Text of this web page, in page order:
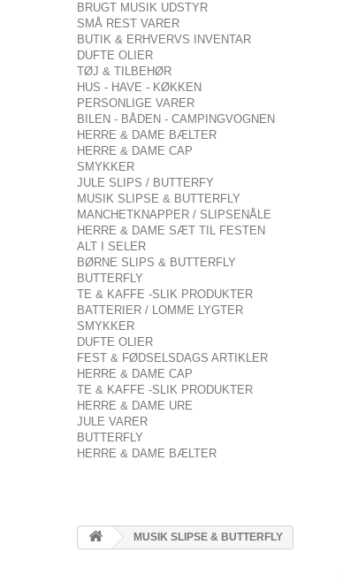
BRUGT MUSIK UDSTYR
SMÅ REST VARER
BUTIK & ERHVERVS INVENTAR
DUFTE OLIER
TØJ & TILBEHØR
HUS - HAVE - KØKKEN
PERSONLIGE VARER
BILEN - BÅDEN - CAMPINGVOGNEN
HERRE & DAME BÆLTER
HERRE & DAME CAP
SMYKKER
JULE SLIPS / BUTTERFY
MUSIK SLIPSE & BUTTERFLY
MANCHETKNAPPER / SLIPSENÅLE
HERRE & DAME SÆT TIL FESTEN
ALT I SELER
BØRNE SLIPS & BUTTERFLY
BUTTERFLY
TE & KAFFE -SLIK PRODUKTER
BATTERIER / LOMME LYGTER
SMYKKER
DUFTE OLIER
FEST & FØDSELSDAGS ARTIKLER
HERRE & DAME CAP
TE & KAFFE -SLIK PRODUKTER
HERRE & DAME URE
JULE VARER
BUTTERFLY
HERRE & DAME BÆLTER
MUSIK SLIPSE & BUTTERFLY